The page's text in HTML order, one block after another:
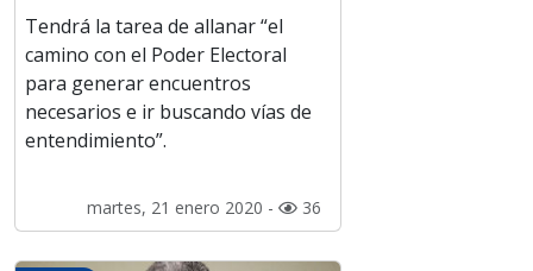
Tendrá la tarea de allanar “el
camino con el Poder Electoral
para generar encuentros
necesarios e ir buscando vías de
entendimiento”.
martes, 21 enero 2020 - 36